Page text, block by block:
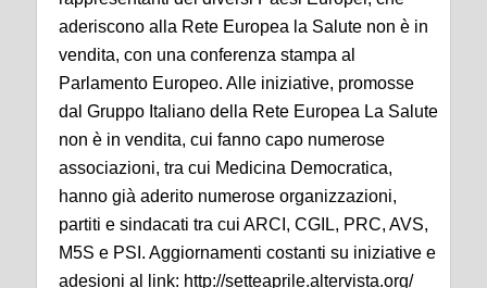
aderiscono alla Rete Europea la Salute non è in
vendita, con una conferenza stampa al
Parlamento Europeo. Alle iniziative, promosse
dal Gruppo Italiano della Rete Europea La Salute
non è in vendita, cui fanno capo numerose
associazioni, tra cui Medicina Democratica,
hanno già aderito numerose organizzazioni,
partiti e sindacati tra cui ARCI, CGIL, PRC, AVS,
M5S e PSI. Aggiornamenti costanti su iniziative e
adesioni al link: http://setteaprile.altervista.org/